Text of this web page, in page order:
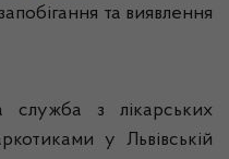
та виявлення
служба з лікарських
у Львівській